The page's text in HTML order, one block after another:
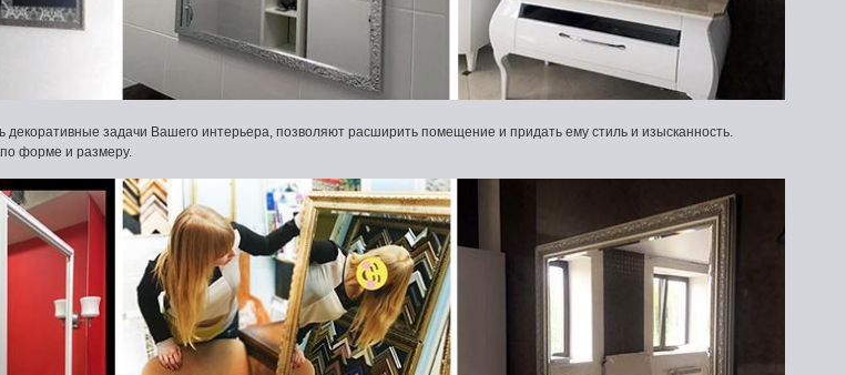
декоративные задачи Вашего интерьера, позволяют расширить помещение и придать ему стиль и изысканность.
форме и размеру.